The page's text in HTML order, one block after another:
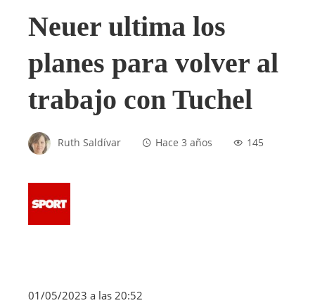
Neuer ultima los
planes para volver al
trabajo con Tuchel
Ruth Saldívar Hace 3 años 145
01/05/2023 a las 20:52